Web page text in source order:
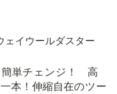
イウールダスター
単チェンジ！ 高
本！伸縮自在のツー